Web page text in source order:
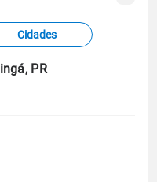
estações
Centro de Previsão
(CPTEC).
sobre os dados
Cidades
PR